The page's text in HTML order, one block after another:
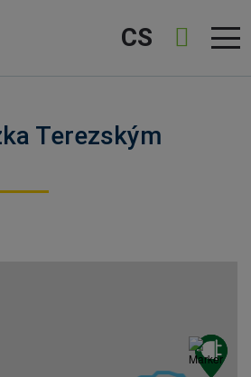
CS
Terezským